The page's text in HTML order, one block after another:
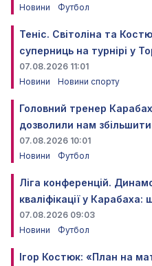
Новини
Футбол
Теніс. Світоліна та
суперниць на турнірі у
07.08.2026 11:01
Новини
Новини спорту
Головний тренер
дозволили нам
07.08.2026 10:01
Новини
Футбол
Ліга конференцій.
кваліфікації у Карабаха:
07.08.2026 09:03
Новини
Футбол
Ігор Костюк: «План на